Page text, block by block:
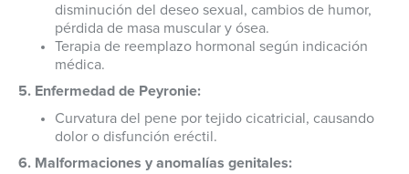
disminución del deseo sexual, cambios de humor,
pérdida de masa muscular y ósea.
Terapia de reemplazo hormonal según indicación
médica.
5. Enfermedad de Peyronie:
Curvatura del pene por tejido cicatricial, causando
dolor o disfunción eréctil.
6. Malformaciones y anomalías genitales: